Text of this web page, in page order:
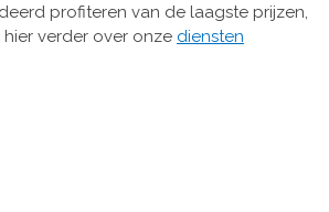
profiteren van de laagste prijzen,
verder over onze diensten